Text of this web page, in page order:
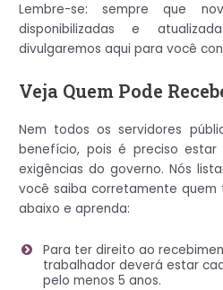
Lembre-se: sempre que
disponibilizadas e
divulgaremos aqui para você
Veja Quem Pode
Nem todos os servidores
benefício, pois é preciso
exigências do governo. Nós
você saiba corretamente quem
abaixo e aprenda:
Para ter direito ao
trabalhador deverá estar
pelo menos 5 anos.